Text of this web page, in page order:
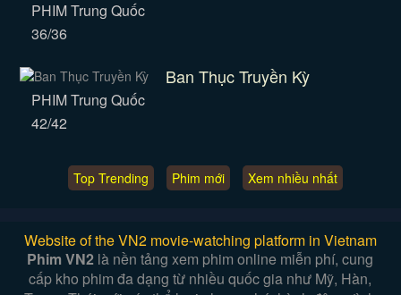
PHIM Trung Quốc
36/36
Ban Thục Truyền Kỳ
PHIM Trung Quốc
42/42
Top Trending Phim mới Xem nhiều nhất
Website of the VN2 movie-watching platform in Vietnam
Phim VN2 là nền tảng xem phim online miễn phí, cung
cấp kho phim đa dạng từ nhiều quốc gia như Mỹ, Hàn,